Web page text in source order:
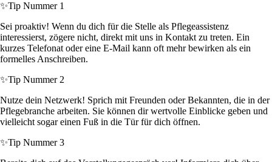
✨Tip Nummer 1
Sei proaktiv! Wenn du dich für die Stelle als Pflegeassistenz
interessierst, zögere nicht, direkt mit uns in Kontakt zu treten. Ein
kurzes Telefonat oder eine E-Mail kann oft mehr bewirken als ein
formelles Anschreiben.
✨Tip Nummer 2
Nutze dein Netzwerk! Sprich mit Freunden oder Bekannten, die in der
Pflegebranche arbeiten. Sie können dir wertvolle Einblicke geben und
vielleicht sogar einen Fuß in die Tür für dich öffnen.
✨Tip Nummer 3